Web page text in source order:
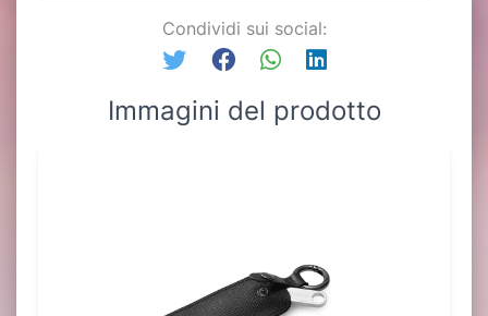
Condividi sui social:
Immagini del prodotto